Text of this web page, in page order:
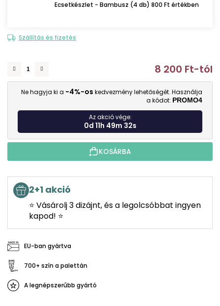
Ecsetkészlet - Bambusz (4 db) 800 Ft értékben
Szállítás és fizetés
8 200 Ft-tól
Ne hagyja ki a -4%-os kedvezmény lehetőségét. Használja
a kódot: PROMO4
Az akció vége:
0d 11h 49m 31s
KOSÁRBA
2+1 akció
⭐ Vásárolj 3 dizájnt, és a legolcsóbbat ingyen
kapod! ⭐
EU-ban gyártva
700+ szín a palettán
A legnépszerűbb gyártó